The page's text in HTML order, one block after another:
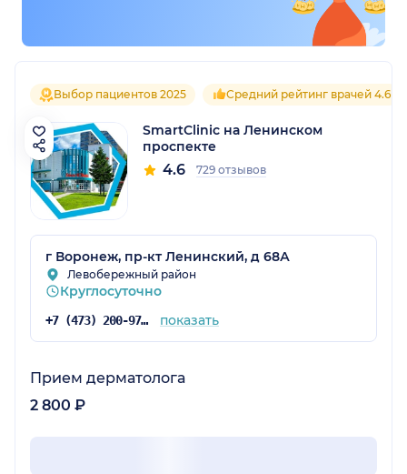
Выбор пациентов 2025 Средний рейтинг врачей 4.6
SmartClinic на Ленинском
проспекте
4.6 729 отзывов
г Воронеж, пр-кт Ленинский, д 68А
Левобережный район
Круглосуточно
+7 (473) 200-97-34 показать
Прием дерматолога
2 800 ₽